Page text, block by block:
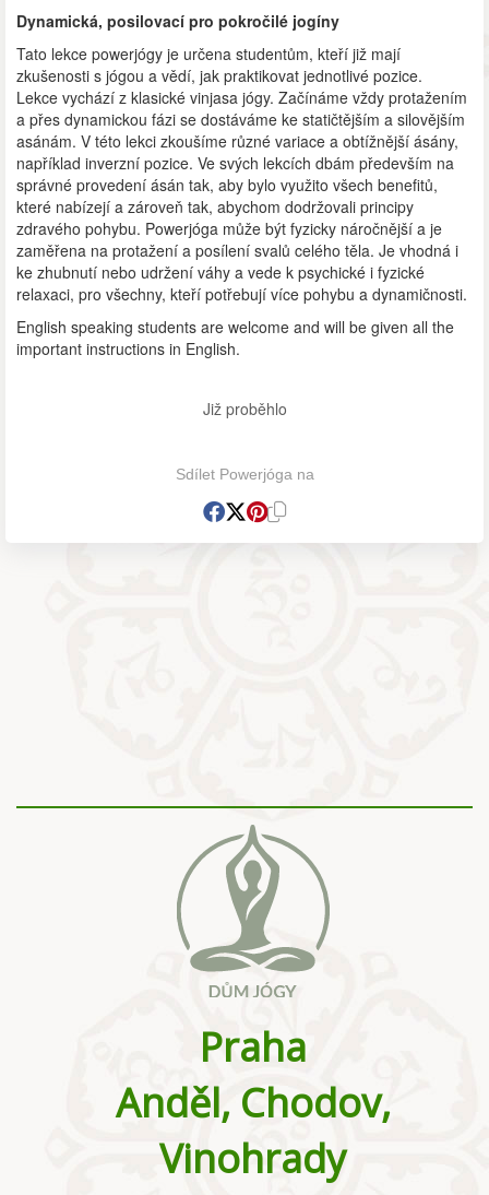
Dynamická, posilovací pro pokročilé jogíny
Tato lekce powerjógy je určena studentům, kteří již mají
zkušenosti s jógou a vědí, jak praktikovat jednotlivé pozice.
Lekce vychází z klasické vinjasa jógy. Začínáme vždy protažením
a přes dynamickou fázi se dostáváme ke statičtějším a silovějším
asánám. V této lekci zkoušíme různé variace a obtížnější ásány,
například inverzní pozice. Ve svých lekcích dbám především na
správné provedení ásán tak, aby bylo využito všech benefitů,
které nabízejí a zároveň tak, abychom dodržovali principy
zdravého pohybu. Powerjóga může být fyzicky náročnější a je
zaměřena na protažení a posílení svalů celého těla. Je vhodná i
ke zhubnutí nebo udržení váhy a vede k psychické i fyzické
relaxaci, pro všechny, kteří potřebují více pohybu a dynamičnosti.
English speaking students are welcome and will be given all the
important instructions in English.
Již proběhlo
Sdílet Powerjóga na
Praha
Anděl, Chodov,
Vinohrady